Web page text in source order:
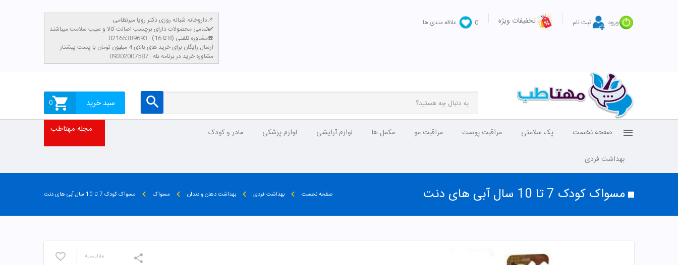
ورود ثبت نام تخفیفات ویژه 0 علاقه مندی ها
داروخانه شبانه روزی دکتر رویا میرنظامی📌
تمامی محصولات دارای برچسب اصالت کالا و سیب سلامت میباشند✔️
مشاوره تلفنی (8 تا 16) : 02165389693☎️
​ارسال رایگان برای خرید های بالای 4 میلیون تومان با پست پیشتاز
مشاوره خرید در برنامه بله : 09302007587
سبد خرید 0
صفحه نخست پک سلامتی مراقبت پوست مراقبت مو مکمل ها لوازم آرایشی لوازم پزشکی مادر و کودک
بهداشت فردی
مجله مهتاطب
مسواک کودک 7 تا 10 سال آبی های دنت صفحه نخست بهداشت فردی بهداشت دهان و دندان مسواک مسواک کودک 7 تا 10 سال آبی های دنت
مقایسـه